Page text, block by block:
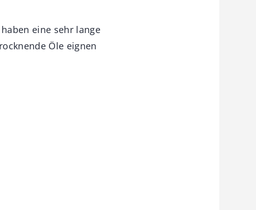
eine sehr lange
Öle eignen